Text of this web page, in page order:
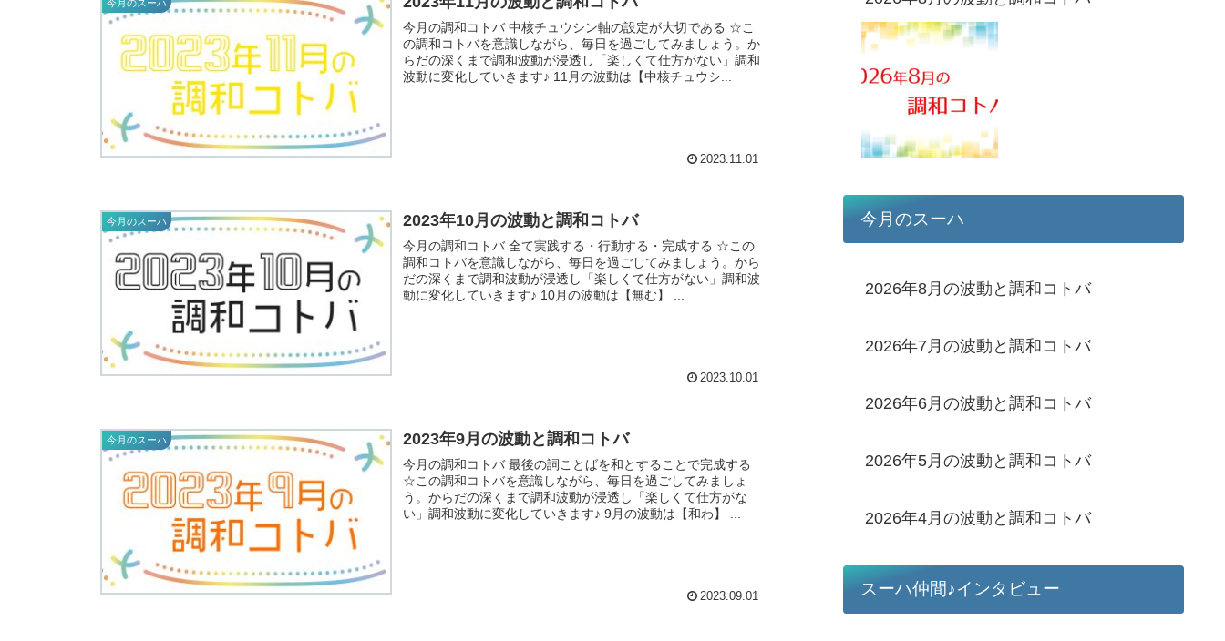
今月のスーハ
今月の調和コトバ 中核チュウシン軸の設定が大切である ☆こ
の調和コトバを意識しながら、毎日を過ごしてみましょう。か
らだの深くまで調和波動が浸透し「楽しくて仕方がない」調和
波動に変化していきます♪ 11月の波動は【中核チュウシ...
2023.11.01
今月のスーハ 2023年10月の波動と調和コトバ
今月の調和コトバ 全て実践する・行動する・完成する ☆この
調和コトバを意識しながら、毎日を過ごしてみましょう。から
だの深くまで調和波動が浸透し「楽しくて仕方がない」調和波
2023.10.01
今月のスーハ 2023年9月の波動と調和コトバ
今月の調和コトバ 最後の詞ことばを和とすることで完成する
☆この調和コトバを意識しながら、毎日を過ごしてみましょ
う。からだの深くまで調和波動が浸透し「楽しくて仕方がな
2023.09.01
今月のスーハ
2026年8月の波動と調和コトバ
2026年7月の波動と調和コトバ
2026年6月の波動と調和コトバ
2026年5月の波動と調和コトバ
2026年4月の波動と調和コトバ
スーハ仲間♪インタビュー